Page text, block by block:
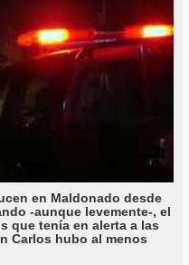
en Maldonado desde
-aunque levemente-, el
que tenía en alerta a las
Carlos hubo al menos